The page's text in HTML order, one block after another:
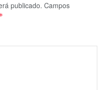
publicado. Campos